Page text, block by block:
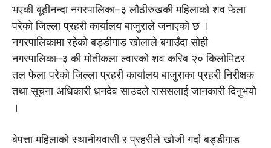
भएकी बूढीनन्दा नगरपालिका–३ लौठीरुखकी महिलाको शव फेला
परेको जिल्ला प्रहरी कार्यालय बाजुराले जनाएको छ ।
नगरपालिकामा रहेको बड्डीगाड खोलाले बगाउँदा सोही
नगरपालिका–३ की मोतीकला ल्वारको शव करिब २० किलोमिटर
तल फेला परेको जिल्ला प्रहरी कार्यालय बाजुराका प्रहरी निरीक्षक
तथा सूचना अधिकारी धनदेव साउदले राससलाई जानकारी दिनुभयो
।
बेपत्ता महिलाको स्थानीयवासी र प्रहरीले खोजी गर्दा बड्डीगाड